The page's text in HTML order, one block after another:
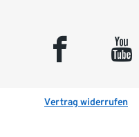
facebook youtube
Vertrag widerrufen